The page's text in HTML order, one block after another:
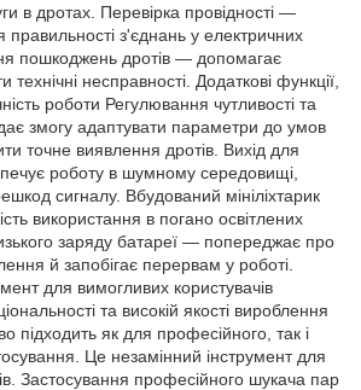
в дротах. Перевірка провідності —
з'єднань у електричних
пошкоджень дротів — допомагає
технічні несправності. Додаткові функції,
роботи Регулювання чутливості та
змогу адаптувати параметри до умов
точне виявлення дротів. Вихід для
роботу в шумному середовищі,
сигналу. Вбудований мініліхтарик
використання в погано освітлених
заряду батареї — попереджає про
й запобігає перервам у роботі.
для вимогливих користувачів
та високій якості вироблення
підходить як для професійного, так і
Це незамінний інструмент для
Застосування професійного шукача пар